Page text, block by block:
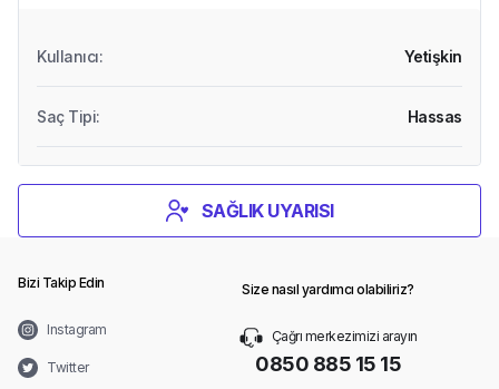
Kullanıcı: Yetişkin
Saç Tipi: Hassas
SAĞLIK UYARISI
Bizi Takip Edin
Instagram
Twitter
Size nasıl yardımcı olabiliriz?
Çağrı merkezimizi arayın
0850 885 15 15